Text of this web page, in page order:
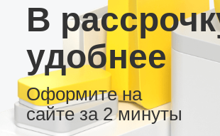
В
удобнее
Оформите на
сайте за 2 минуты